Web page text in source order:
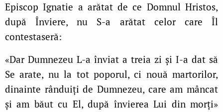
Episcop Ignatie a arătat de ce Domnul Hristos,
după Înviere, nu S-a arătat celor care Îl
contestaseră:
«Dar Dumnezeu L-a înviat a treia zi şi I-a dat să
Se arate, nu la tot poporul, ci nouă martorilor,
dinainte rânduiţi de Dumnezeu, care am mâncat
şi am băut cu El, după învierea Lui din morţi»